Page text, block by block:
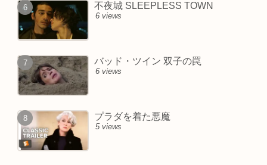
不夜城 SLEEPLESS TOWN
6 views
バッド・ツイン 双子の罠
6 views
プラダを着た悪魔
5 views